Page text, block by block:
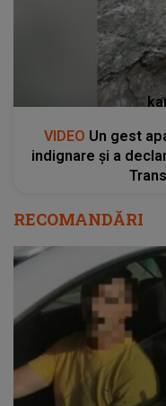
VIDEO Un gest
indignare și a
RECOMANDĂRI